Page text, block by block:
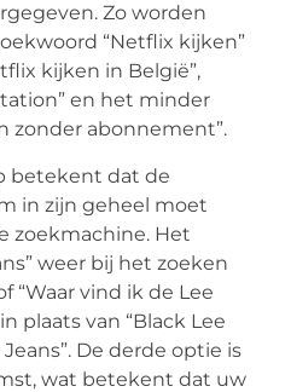
Zo worden
“Netflix kijken”
kijken in België”,
en het minder
zonder abonnement”.
betekent dat de
in zijn geheel moet
zoekmachine. Het
weer bij het zoeken
“Waar vind ik de Lee
plaats van “Black Lee
Jeans”. De derde optie is
wat betekent dat uw